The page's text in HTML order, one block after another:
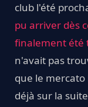
club l'été
pu arriver dès
finalement été
n'avait pas
que le mercato
déjà sur la